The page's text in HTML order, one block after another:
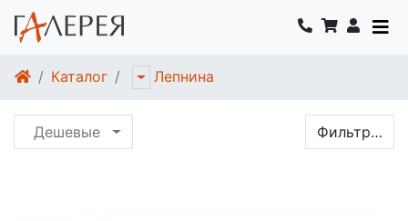
Каталог Лепнина
Дешевые Фильтр…